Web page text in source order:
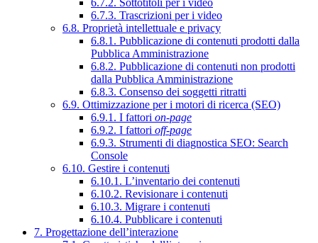
6.7.2. Sottotitoli per i video
6.7.3. Trascrizioni per i video
6.8. Proprietà intellettuale e privacy
6.8.1. Pubblicazione di contenuti prodotti dalla
Pubblica Amministrazione
6.8.2. Pubblicazione di contenuti non prodotti
dalla Pubblica Amministrazione
6.8.3. Consenso dei soggetti ritratti
6.9. Ottimizzazione per i motori di ricerca (SEO)
6.9.1. I fattori on-page
6.9.2. I fattori off-page
6.9.3. Strumenti di diagnostica SEO: Search
Console
6.10. Gestire i contenuti
6.10.1. L’inventario dei contenuti
6.10.2. Revisionare i contenuti
6.10.3. Migrare i contenuti
6.10.4. Pubblicare i contenuti
7. Progettazione dell’interazione